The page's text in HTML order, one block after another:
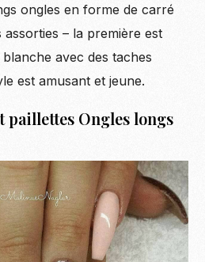
ongles en forme de carré
– la première est
avec des taches
est amusant et jeune.
paillettes Ongles longs